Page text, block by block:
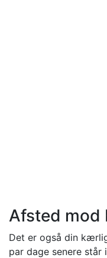
Afsted mod
Det er også din
par dage senere står i